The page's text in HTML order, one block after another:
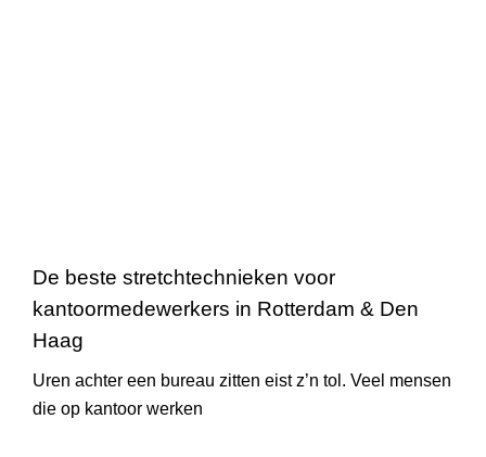
De beste stretchtechnieken voor
kantoormedewerkers in Rotterdam & Den
Haag
Uren achter een bureau zitten eist z’n tol. Veel mensen
die op kantoor werken